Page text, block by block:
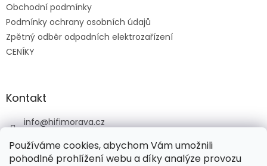
Používáme cookies, abychom Vám umožnili
pohodlné prohlížení webu a díky analýze provozu
Obchodní podmínky
Podmínky ochrany osobních údajů
Zpětný odběr odpadních elektrozařízení
CENÍKY
Kontakt
info@hifimorava.cz
+420 722 705 125
+420 774 037 152